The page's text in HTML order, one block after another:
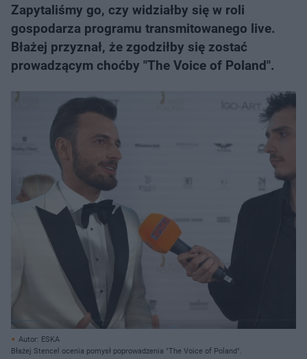
Zapytaliśmy go, czy widziałby się w roli
gospodarza programu transmitowanego live.
Błażej przyznał, że zgodziłby się zostać
prowadzącym choćby "The Voice of Poland".
Autor: ESKA
Błażej Stencel ocenia pomysł poprowadzenia "The Voice of Poland".